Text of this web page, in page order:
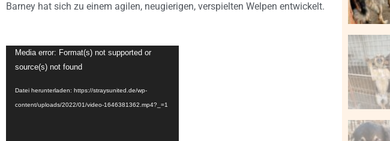
Barney hat sich zu einem agilen, neugierigen, verspielten Welpen entwickelt.
Video-
Player
Media error: Format(s) not supported or
source(s) not found
Datei herunterladen: https://straysunited.de/wp-
content/uploads/2022/01/video-1646381362.mp4?_=1